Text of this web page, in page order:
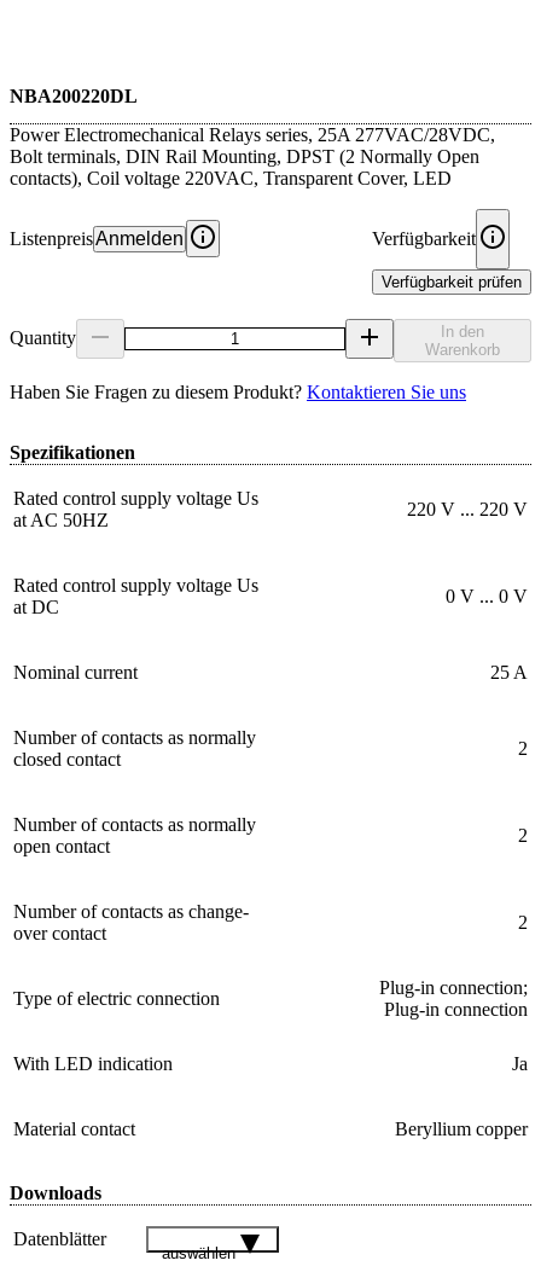
NBA200220DL
Power Electromechanical Relays series, 25A 277VAC/28VDC,
Bolt terminals, DIN Rail Mounting, DPST (2 Normally Open
contacts), Coil voltage 220VAC, Transparent Cover, LED
ListenpreisAnmelden Verfügbarkeit
Verfügbarkeit prüfen
Quantity
In den
Warenkorb
Haben Sie Fragen zu diesem Produkt? Kontaktieren Sie uns
Spezifikationen
Rated control supply voltage Us
at AC 50HZ
220 V ... 220 V
Rated control supply voltage Us
at DC
0 V ... 0 V
Nominal current 25 A
Number of contacts as normally
closed contact
2
Number of contacts as normally
open contact
2
Number of contacts as change-
over contact
2
Type of electric connection
Plug-in connection;
Plug-in connection
With LED indication Ja
Material contact Beryllium copper
Downloads
Datenblätter
auswählen